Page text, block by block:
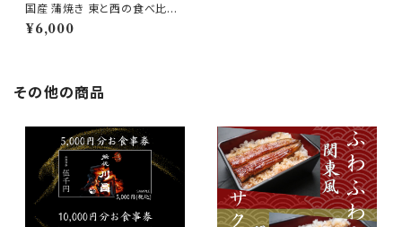
国産 蒲焼き 東と西の食べ比べ
【ご贈答用】
¥6,000
その他の商品